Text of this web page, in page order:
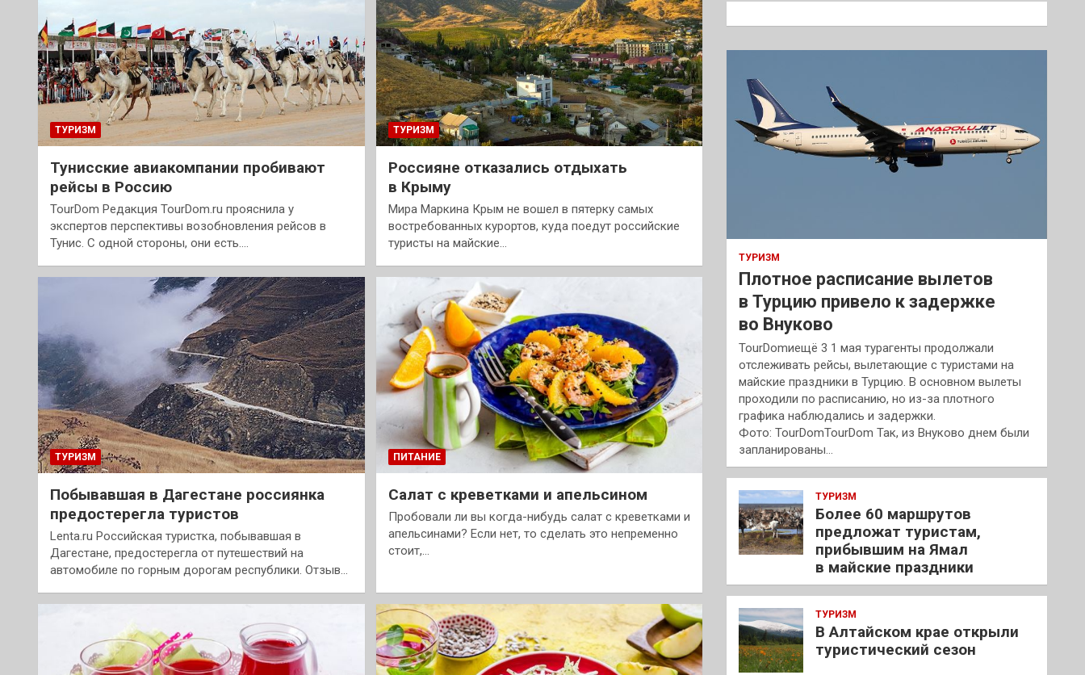
ТУРИЗМ
Тунисские авиакомпании пробивают
рейсы в Россию
TourDom Редакция TourDom.ru прояснила у
экспертов перспективы возобновления рейсов в
Тунис. С одной стороны, они есть.…
ТУРИЗМ
Россияне отказались отдыхать
в Крыму
Мира Маркина Крым не вошел в пятерку самых
востребованных курортов, куда поедут российские
туристы на майские…
ТУРИЗМ
Побывавшая в Дагестане россиянка
предостерегла туристов
Lenta.ru Российская туристка, побывавшая в
Дагестане, предостерегла от путешествий на
автомобиле по горным дорогам республики. Отзыв…
ПИТАНИЕ
Салат с креветками и апельсином
Пробовали ли вы когда-нибудь салат с креветками и
апельсинами? Если нет, то сделать это непременно
стоит,…
к
ТУРИЗМ
Плотное расписание вылетов
в Турцию привело к задержке
во Внуково
TourDomиещё 3 1 мая турагенты продолжали
отслеживать рейсы, вылетающие с туристами на
майские праздники в Турцию. В основном вылеты
проходили по расписанию, но из-за плотного
графика наблюдались и задержки.
Фото: TourDomTourDom Так, из Внуково днем были
запланированы…
ТУРИЗМ
Более 60 маршрутов
предложат туристам,
прибывшим на Ямал
в майские праздники
ТУРИЗМ
В Алтайском крае открыли
туристический сезон